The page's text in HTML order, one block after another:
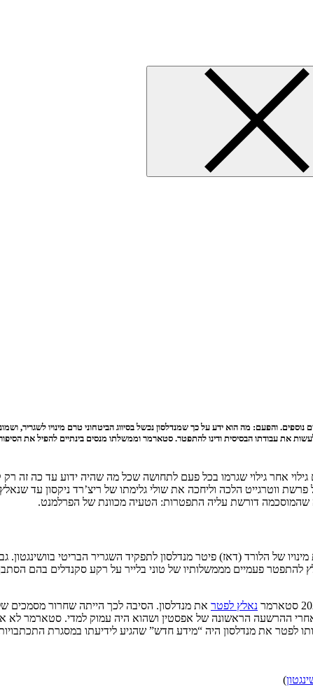
והפעם: מה הוא ידע על כך שמנדלסון נכשל בסיווג הביטחוני טרם מינויו לשגריר,
את עבודתו הבסיסית ודינו להתפטר. סטארמר וממשלתו מנסים בינתיים להפיל את
אחר גילוי שגרמו בכל פעם לתחושה שכל מה שהיה ידוע עד כה זה
ווטרגייט הלכה וליחכה את שולי גלימתו של ריצ’רד ניקסון עד
דורשת עליה התפטרות: הטעיה מכוונת של הפרלמנט.
של הלורד (דאז) פיטר מנדלסון לתפקיד השגריר הבריטי
להתפטר פעמיים מממשלותיו של טוני בלייר על רקע סקנדלים בהם
נאלץ לפטר את מנדלסון. הסיבה לכך הייתה שחרור מסמכים של
ההרשעה הראשונה של אפסטין ושהוא היה עמוק למדי. סטארמר לא
את מנדלסון היה “מידע חדש” שהגיע לידיעתו במסגרת התכתבויות
)